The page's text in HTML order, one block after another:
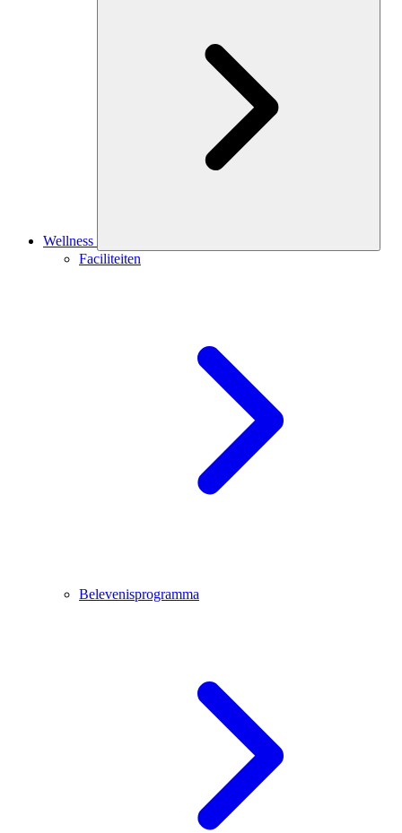
Wellness
Faciliteiten
Belevenisprogramma